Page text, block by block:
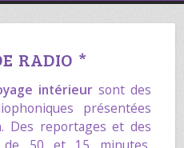
RADIO *
intérieursont des
présentées
. Des reportages et des